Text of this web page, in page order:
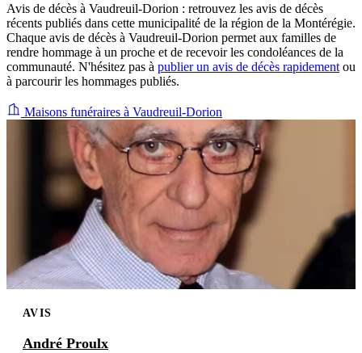
Par région
Par ville
Maisons funéraires
Éternea
Publier un avis
Avis de décès à Vaudreuil-Dorion : retrouvez les avis de décès
récents publiés dans cette municipalité de la région de la Montérégie.
Chaque avis de décès à Vaudreuil-Dorion permet aux familles de
rendre hommage à un proche et de recevoir les condoléances de la
communauté. N'hésitez pas à publier un avis de décès rapidement ou
à parcourir les hommages publiés.
Maisons funéraires à Vaudreuil-Dorion
AVIS
André Proulx